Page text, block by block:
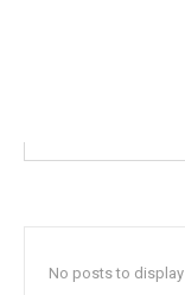
Redaksi
No posts to display